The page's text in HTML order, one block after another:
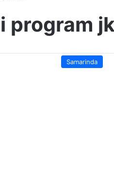
program
Samarinda